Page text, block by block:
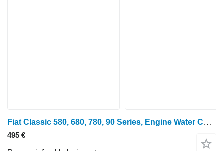
Fiat Classic 580, 680, 780, 90 Series, Engine Water Cooling Radiator 4997296 hlađenje motora
495 €